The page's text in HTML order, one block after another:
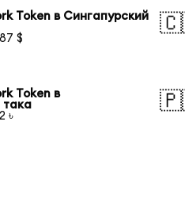
Token в Сингапурский
$
Token в
така
৳